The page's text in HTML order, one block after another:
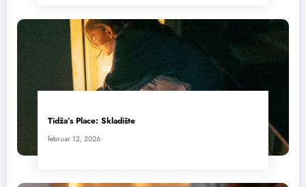
Tidža’s Place: Skladište
februar 12, 2026